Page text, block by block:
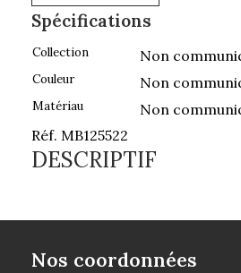
Spécifications
Collection Non
Couleur Non
Matériau
Non
Réf. MB125522
DESCRIPTIF
Nos coordonnées